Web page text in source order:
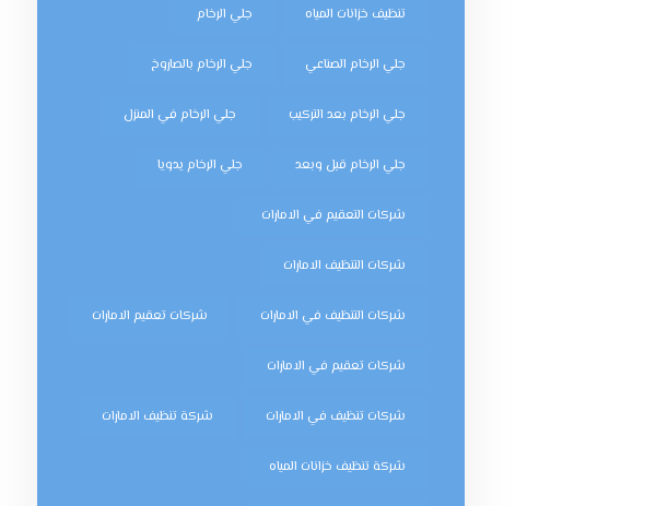
تنظيف خزانات المياه جلي الرخام
جلي الرخام الصناعي جلي الرخام بالصاروخ
جلي الرخام بعد التركيب جلي الرخام في المنزل
جلي الرخام قبل وبعد جلي الرخام يدويا
شركات التعقيم في الامارات
شركات التنظيف الامارات
شركات التنظيف في الامارات شركات تعقيم الامارات
شركات تعقيم في الامارات
شركات تنظيف في الامارات شركة تنظيف الامارات
شركة تنظيف خزانات المياه